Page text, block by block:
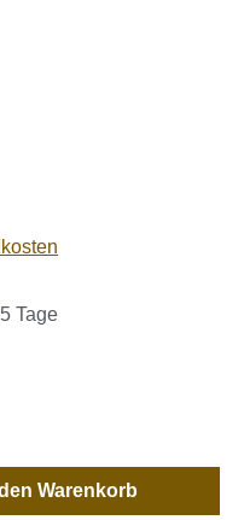
Tage
gewünschten
den Warenkorb